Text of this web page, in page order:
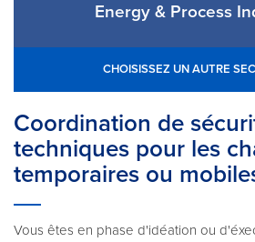
Energy & Process
CHOISISSEZ UN AUTRE
Coordination de
techniques pour les
temporaires ou
Vous êtes en phase d'idéation ou